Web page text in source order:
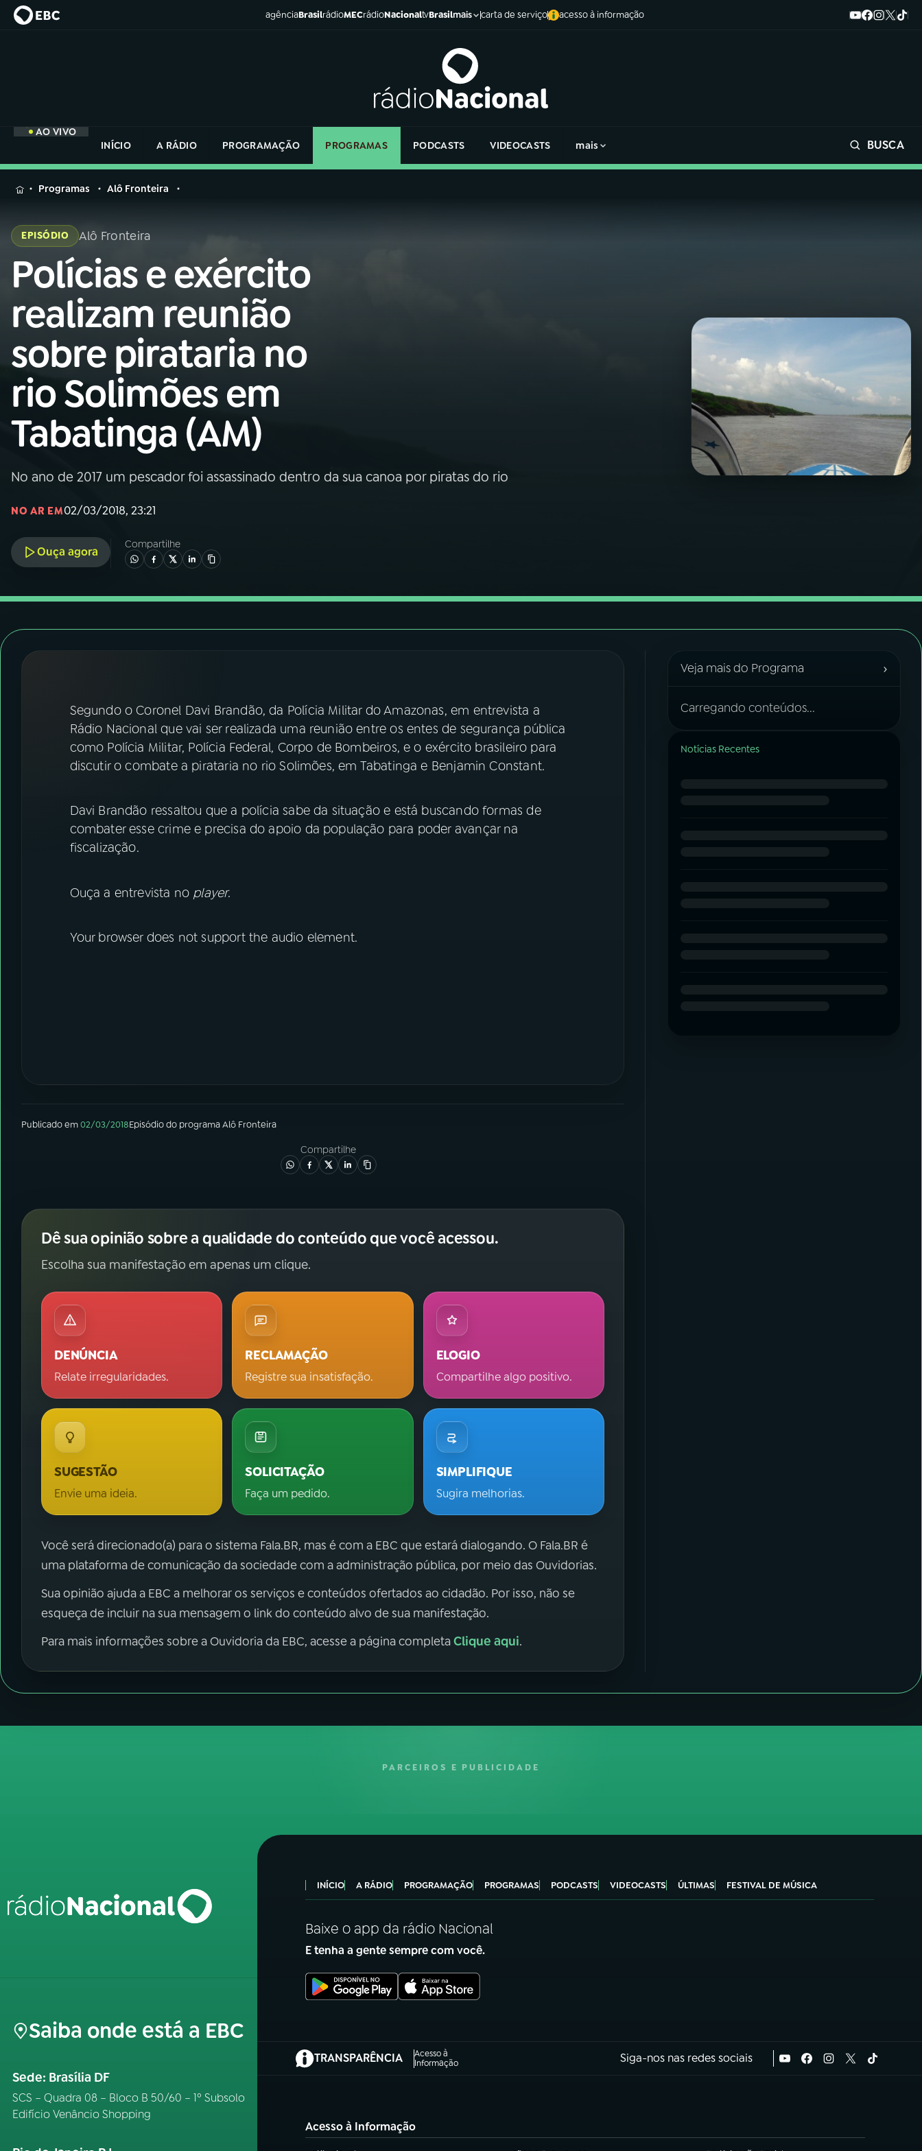
agênciaBrasilrádioMECrádioNacionaltvBrasilmais carta de serviço acesso à informação
AO VIVO
INÍCIO
A RÁDIO PROGRAMAÇÃO PROGRAMAS PODCASTS VIDEOCASTS mais BUSCA
MENU
Buscar
na
Rádio
Nacional
01 INÍCIO
02A RÁDIO
03 PROGRAMAÇÃO
04PROGRAMAS
ACOMPANHE A RÁDIO NACIONAL
YouTube Facebook
Instagram X
na
Rádio
Programas Alô Fronteira
EPISÓDIO Alô Fronteira
Polícias e exército
realizam reunião
sobre pirataria no
rio Solimões em
Tabatinga (AM)
No ano de 2017 um pescador foi assassinado dentro da sua canoa por piratas do rio
NO AR EM02/03/2018, 23:21
Ouça agora
Compartilhe
Segundo o Coronel Davi Brandão, da Polícia Militar do Amazonas, em entrevista a
Rádio Nacional que vai ser realizada uma reunião entre os entes de segurança pública
como Polícia Militar, Polícia Federal, Corpo de Bombeiros, e o exército brasileiro para
discutir o combate a pirataria no rio Solimões, em Tabatinga e Benjamin Constant.
Davi Brandão ressaltou que a polícia sabe da situação e está buscando formas de
combater esse crime e precisa do apoio da população para poder avançar na
fiscalização.
Ouça a entrevista no player.
Your browser does not support the audio element.
Publicado em02/03/2018Episódiodo programaAlô Fronteira
Compartilhe
Dê sua opinião sobre a qualidade do conteúdo que você acessou.
Escolha sua manifestação em apenas um clique.
DENÚNCIA
Relate irregularidades.
RECLAMAÇÃO
Registre sua insatisfação.
ELOGIO
Compartilhe algo positivo.
SUGESTÃO
Envie uma ideia.
SOLICITAÇÃO
Faça um pedido.
SIMPLIFIQUE
Sugira melhorias.
Você será direcionado(a) para o sistema Fala.BR, mas é com a EBC que estará dialogando. O Fala.BR é
uma plataforma de comunicação da sociedade com a administração pública, por meio das Ouvidorias.
Sua opinião ajuda a EBC a melhorar os serviços e conteúdos ofertados ao cidadão. Por isso, não se
esqueça de incluir na sua mensagem o link do conteúdo alvo de sua manifestação.
Para mais informações sobre a Ouvidoria da EBC, acesse a página completaClique aqui.
Veja mais do Programa ›
Carregando conteúdos...
Notícias Recentes
PARCEIROS E PUBLICIDADE
Saiba onde está a EBC
Sede: Brasília DF
SCS – Quadra 08 – Bloco B 50/60 – 1º Subsolo
Edifício Venâncio Shopping
INÍCIO A RÁDIO PROGRAMAÇÃO PROGRAMAS PODCASTS VIDEOCASTS ÚLTIMAS FESTIVAL DE MÚSICA
Baixe o app da rádio Nacional
E tenha a gente sempre com você.
TRANSPARÊNCIA
Acesso à
Informação
(abre em nova aba) Siga-nos nas redes sociais
Acesso à Informação